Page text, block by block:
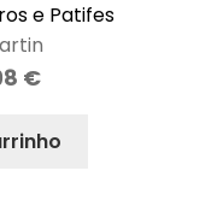
e Patifes
€